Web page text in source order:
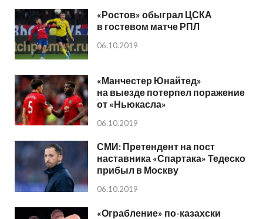
«Ростов» обыграл ЦСКА
в гостевом матче РПЛ
06.10.2019
«Манчестер Юнайтед»
на выезде потерпел поражение
от «Ньюкасла»
06.10.2019
СМИ: Претендент на пост
наставника «Спартака» Тедеско
прибыл в Москву
06.10.2019
«Ограбление» по-казахски